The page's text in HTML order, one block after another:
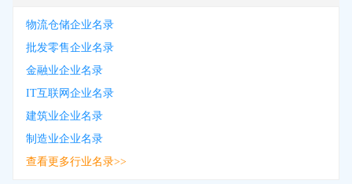
物流仓储企业名录
批发零售企业名录
金融业企业名录
IT互联网企业名录
建筑业企业名录
制造业企业名录
查看更多行业名录>>